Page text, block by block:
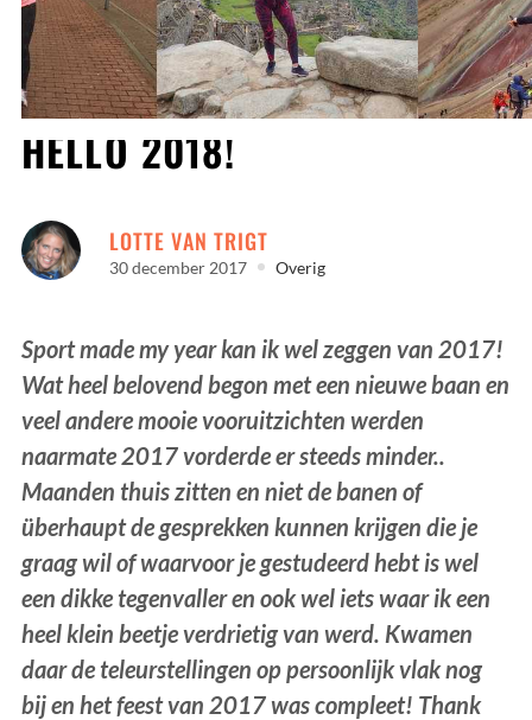
BYE YEAR OF 2017 AND
HELLO 2018!
LOTTE VAN TRIGT
30 december 2017 Overig
Sport made my year kan ik wel zeggen van 2017!
Wat heel belovend begon met een nieuwe baan en
veel andere mooie vooruitzichten werden
naarmate 2017 vorderde er steeds minder..
Maanden thuis zitten en niet de banen of
überhaupt de gesprekken kunnen krijgen die je
graag wil of waarvoor je gestudeerd hebt is wel
een dikke tegenvaller en ook wel iets waar ik een
heel klein beetje verdrietig van werd. Kwamen
daar de teleurstellingen op persoonlijk vlak nog
bij en het feest van 2017 was compleet! Thank